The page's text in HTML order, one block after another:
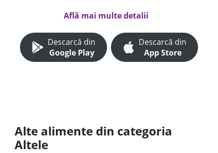
Află mai multe detalii
Descarcă din
Google Play
Descarcă din
App Store
Alte alimente din categoria
Altele